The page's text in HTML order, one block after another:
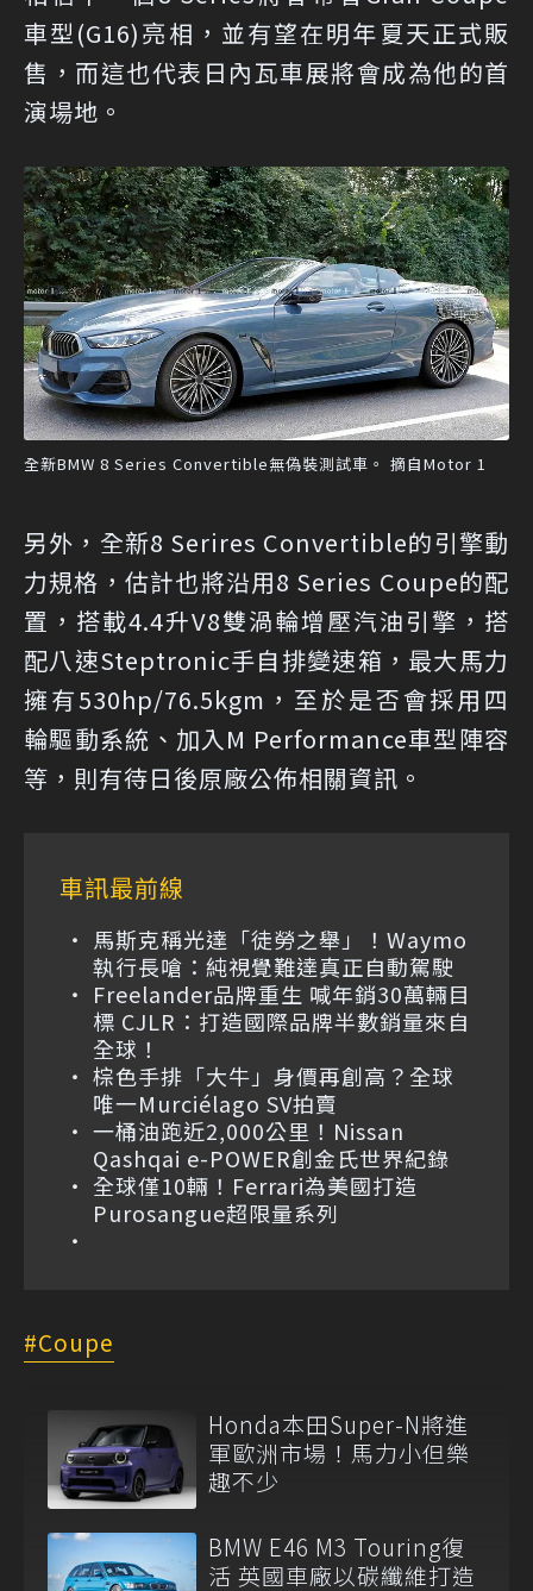
車型(G16)亮相，並有望在明年夏天正式販
售，而這也代表日內瓦車展將會成為他的首
演場地。
全新BMW 8 Series Convertible無偽裝測試車。 摘自Motor 1
另外，全新8 Serires Convertible的引擎動
力規格，估計也將沿用8 Series Coupe的配
置，搭載4.4升V8雙渦輪增壓汽油引擎，搭
配八速Steptronic手自排變速箱，最大馬力
擁有530hp/76.5kgm，至於是否會採用四
輪驅動系統、加入M Performance車型陣容
等，則有待日後原廠公佈相關資訊。
車訊最前線
馬斯克稱光達「徒勞之舉」！Waymo
執行長嗆：純視覺難達真正自動駕駛
Freelander品牌重生 喊年銷30萬輛目
標 CJLR：打造國際品牌半數銷量來自
全球！
棕色手排「大牛」身價再創高？全球
唯一Murciélago SV拍賣
一桶油跑近2,000公里！Nissan
Qashqai e-POWER創金氏世界紀錄
全球僅10輛！Ferrari為美國打造
Purosangue超限量系列
Coupe
Honda本田Super-N將進
軍歐洲市場！馬力小但樂
趣不少
BMW E46 M3 Touring復
活 英國車廠以碳纖維打造